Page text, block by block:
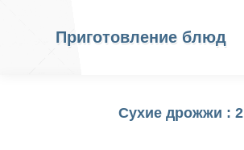
Приготовление блюд
Сухие дрожжи : 2